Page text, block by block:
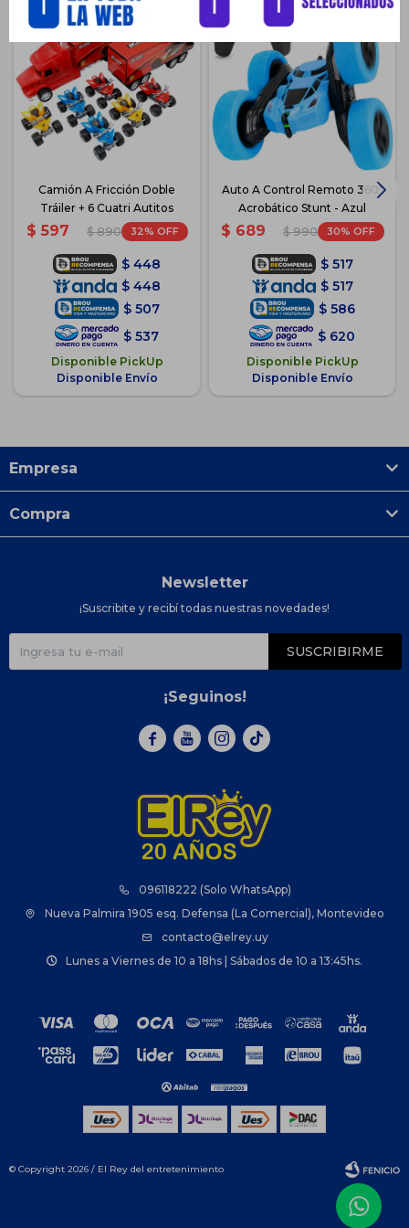
Camión A Fricción Doble
Tráiler + 6 Cuatri Autitos
$ 597 $ 890 32
$ 448
$ 448
$ 507
$ 537
Disponible PickUp
Disponible Envío
Auto A Control Remoto 360º
Acrobático Stunt - Azul
$ 689 $ 990 30
$ 517
$ 517
$ 586
$ 620
Disponible PickUp
Disponible Envío
096118222 (Solo WhatsApp)
Nueva Palmira 1905 esq. Defensa (La Comercial), Montevideo
contacto@elrey.uy
Lunes a Viernes de 10 a 18hs | Sábados de 10 a 13:45hs.
Empresa
Compra
Newsletter
¡Suscribite y recibí todas nuestras novedades!
SUSCRIBIRME
¡Seguinos!
  
© Copyright 2026 / El Rey del entretenimiento